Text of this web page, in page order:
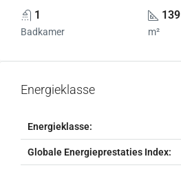
1
Badkamer
139
m²
Energieklasse
Energieklasse:
Globale Energieprestaties Index: